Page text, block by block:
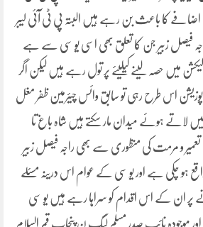
کا باعث بن رہے ہیں البتہ پی ٹی آئی لیبر
فیصل زبیر جن کا تعلق بھی اسی یو سی سے ہے
میں حصہ لینے کیلیئے پر تول رہے ہیں لیکن اگر
اس طرح رہی تو سابق وائس چیئرمین ظفر مغل
میں لاتے ہوئے میدان مار سکتے ہیں شاہ باغ تا
تعمیر و مرمت کی منظوری سے بھی راجہ فیصل زبیر
ہو چکی ہے اور یو سی کے عوام اس درینہ مسئلے
پر ان کے اس اقدام کو سراہا رہے ہیں یو سی
موجودہ نائب صدر مسلم لیگ ن پنجاب قمر السلام